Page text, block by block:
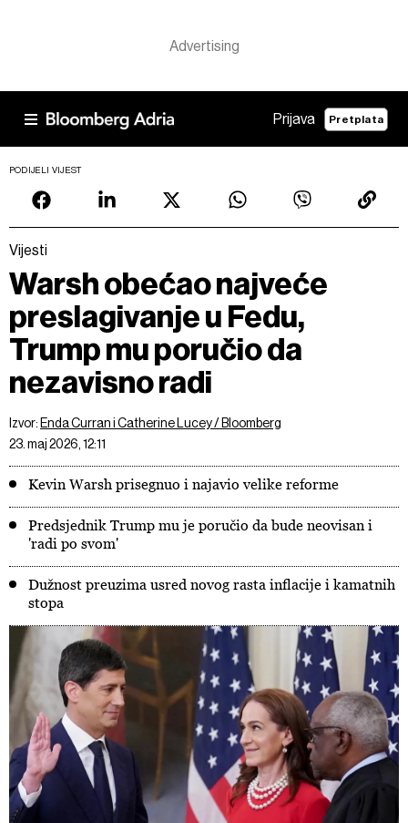
Prijava Pretplata
PODIJELI VIJEST
Vijesti
Warsh obećao najveće
preslagivanje u Fedu,
Trump mu poručio da
nezavisno radi
Izvor: Enda Curran i Catherine Lucey / Bloomberg
23. maj 2026, 12:11
Kevin Warsh prisegnuo i najavio velike reforme
Predsjednik Trump mu je poručio da bude neovisan i
'radi po svom'
Dužnost preuzima usred novog rasta inflacije i kamatnih
stopa